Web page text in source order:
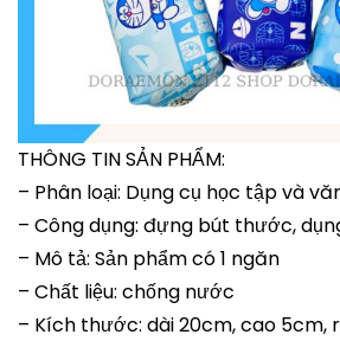
THÔNG TIN SẢN PHẨM:
– Phân loại: Dụng cụ học tập và
– Công dụng: đựng bút thước,
– Mô tả: Sản phẩm có 1 ngăn
– Chất liệu: chống nước
– Kích thước: dài 20cm, cao 5cm,